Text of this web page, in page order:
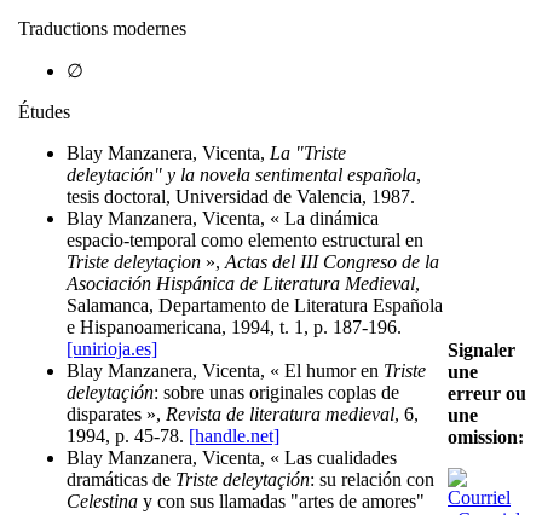
Traductions modernes
∅
Études
Blay Manzanera, Vicenta, La "Triste
deleytación" y la novela sentimental española,
tesis doctoral, Universidad de Valencia, 1987.
Blay Manzanera, Vicenta, « La dinámica
espacio-temporal como elemento estructural en
Triste deleytaçion », Actas del III Congreso de la
Asociación Hispánica de Literatura Medieval,
Salamanca, Departamento de Literatura Española
e Hispanoamericana, 1994, t. 1, p. 187-196.
[unirioja.es]
Blay Manzanera, Vicenta, « El humor en Triste
deleytaçión: sobre unas originales coplas de
disparates », Revista de literatura medieval, 6,
1994, p. 45-78. [handle.net]
Blay Manzanera, Vicenta, « Las cualidades
dramáticas de Triste deleytaçión: su relación con
Celestina y con sus llamadas "artes de amores"
Signaler
une
erreur ou
une
omission: